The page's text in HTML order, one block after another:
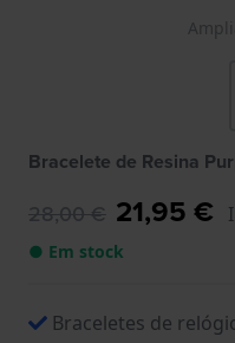
Bracelete de Resina
28,00 € 21,95 €
● Em stock
Braceletes de